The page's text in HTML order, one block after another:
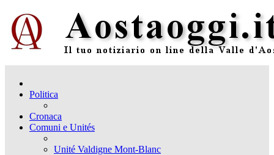
Politica
Cronaca
Comuni e Unités
Unité Valdigne Mont-Blanc